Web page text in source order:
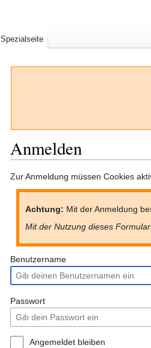
Anmelden
Zur
Navigation
Zur
Suche
Zur Anmeldung müssen Cookies
Achtung: Mit der Anmeldung
Mit der Nutzung dieses
Benutzername
Passwort
Angemeldet bleiben
Spezialseite